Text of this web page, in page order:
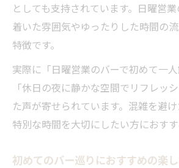
としても支持されています。日曜営
着いた雰囲気やゆったりした時間の
特徴です。
実際に「日曜営業のバーで初めて一人
「休日の夜に静かな空間でリフレッ
た声が寄せられています。混雑を避
特別な時間を大切にしたい方におすす
初めてのバー巡りにおすすめの楽